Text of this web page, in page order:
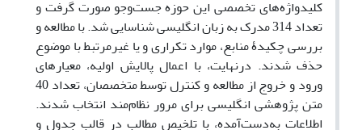
کلیدواژه‌های تخصصی این حوزه جست‌وجو صورت گرفت و
تعداد 314 مدرک به زبان انگلیسی شناسایی شد. با مطالعه و
بررسی چکیدۀ منابع، موارد تکراری و یا غیرمرتبط با موضوع
حذف شدند. درنهایت، با اعمال پالایش اولیه، معیارهای
ورود و خروج از مطالعه و کنترل توسط متخصصان، تعداد 40
متن پژوهشی انگلیسی برای مرور نظام‌مند انتخاب شدند.
اطلاعات به‌دست‌آمده، با تلخیص مطالب در قالب جدول و